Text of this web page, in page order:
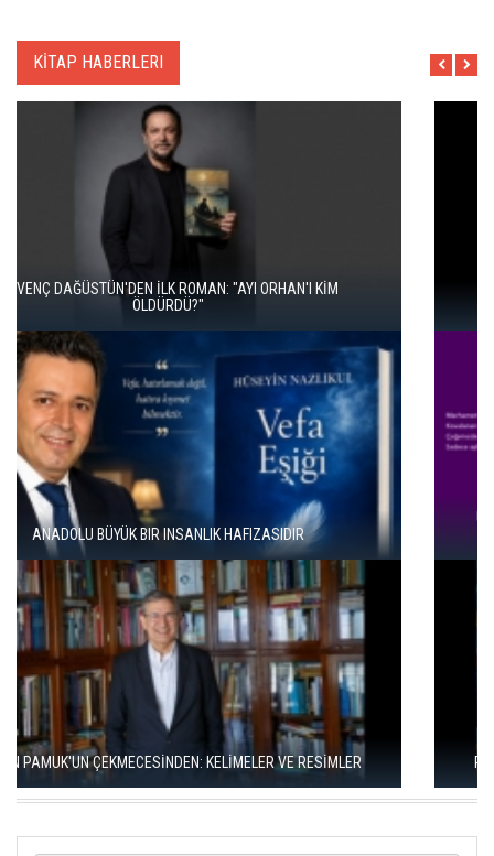
KİTAP HABERLERI
İKİ KİTAP VE BİTMEYEN BİR ENERJİ
ÜNAL ERSÖZLÜ’NÜN YENİ ŞİİR KİTABI “BÖĞÜRTLEN ÖPÜCÜĞÜ”
YAYIMLANDI
RIZA SÖNMEZ: ‘ANADOLU, SANILDIĞINDAN ÇOK DAHA VEGAN"